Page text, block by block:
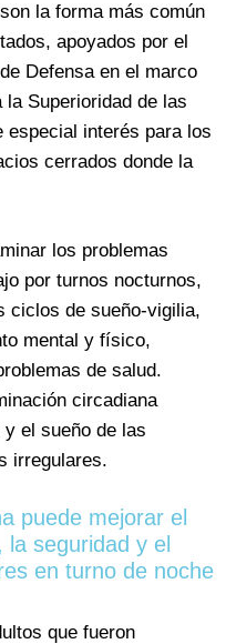
la forma más común
apoyados por el
Defensa en el marco
Superioridad de las
especial interés para los
cerrados donde la
los problemas
por turnos nocturnos,
ciclos de sueño-vigilia,
mental y físico,
de salud.
circadiana
el sueño de las
irregulares.
puede mejorar el
seguridad y el
en turno de noche
que fueron